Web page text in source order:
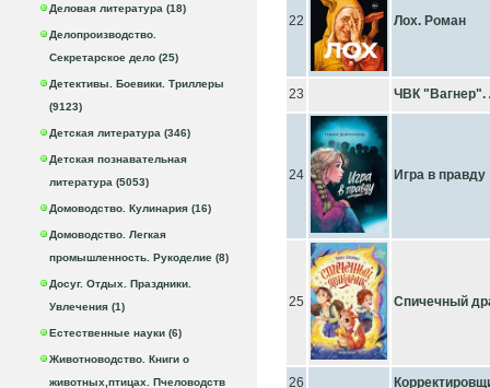
Деловая литература (18)
Делопроизводство.
Секретарское дело (25)
Детективы. Боевики. Триллеры
(9123)
Детская литература (346)
Детская познавательная
литература (5053)
Домоводство. Кулинария (16)
Домоводство. Легкая
промышленность. Рукоделие (8)
Досуг. Отдых. Праздники.
Увлечения (1)
Естественные науки (6)
Животноводство. Книги о
животных,птицах. Пчеловодств
22 Лох. Роман
23 ЧВК "Вагнер".
24 Игра в правду
25 Спичечный
26